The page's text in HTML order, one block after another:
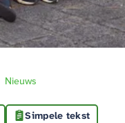
Nieuws
Simpele tekst